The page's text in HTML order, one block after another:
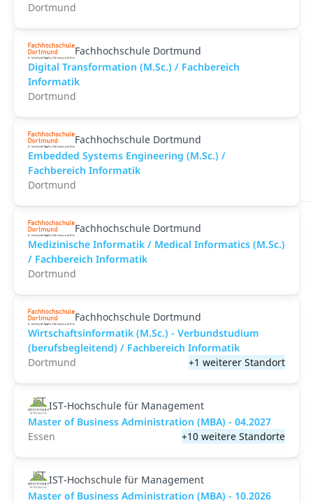
Dortmund
Fachhochschule Dortmund
Digital Transformation (M.Sc.) / Fachbereich
Informatik
Dortmund
Fachhochschule Dortmund
Embedded Systems Engineering (M.Sc.) /
Fachbereich Informatik
Dortmund
Fachhochschule Dortmund
Medizinische Informatik / Medical Informatics (M.Sc.)
/ Fachbereich Informatik
Dortmund
Fachhochschule Dortmund
Wirtschaftsinformatik (M.Sc.) - Verbundstudium
(berufsbegleitend) / Fachbereich Informatik
Dortmund
+1 weiterer Standort
IST-Hochschule für Management
Master of Business Administration (MBA) - 04.2027
Essen
+10 weitere Standorte
IST-Hochschule für Management
Master of Business Administration (MBA) - 10.2026